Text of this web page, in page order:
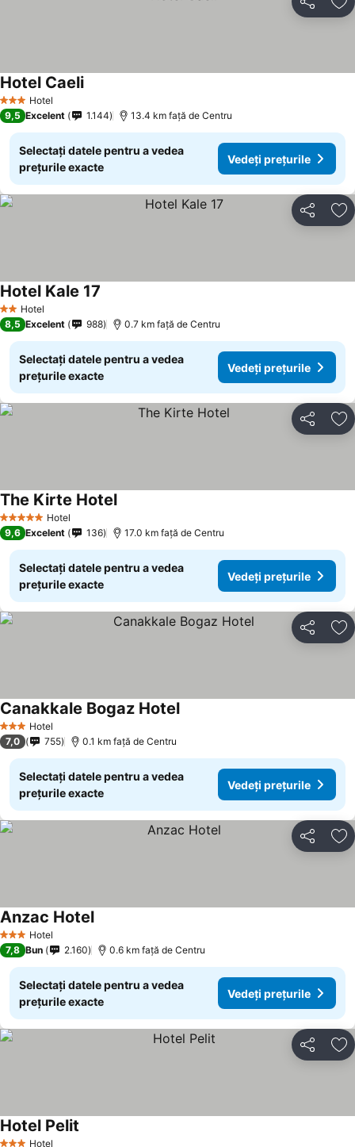
Distribuiți
3 SteleHotel
Hotel CaeliVedeți prețurile
9,5 Excelent 1.144 13.4 km faţă de Centru
Selectați datele pentru a vedea
prețurile exacte
Vedeți prețurile
Distribuiți
2 SteleHotel
Hotel Kale 17
8,5 Excelent 988 0.7 km faţă de Centru
Selectați datele pentru a vedea
prețurile exacte
Vedeți prețurile
Distribuiți
5 Stele Hotel
The Kirte HotelVedeți prețurile
9,6 Excelent 136 17.0 km faţă de Centru
Selectați datele pentru a vedea
prețurile exacte
Vedeți prețurile
Distribuiți
3 SteleHotel
Canakkale Bogaz HotelVedeți prețurile
7,0 755 0.1 km faţă de Centru
Selectați datele pentru a vedea
prețurile exacte
Vedeți prețurile
Distribuiți
3 SteleHotel
Anzac HotelVedeți prețurile
7,8 Bun 2.160 0.6 km faţă de Centru
Selectați datele pentru a vedea
prețurile exacte
Vedeți prețurile
Distribuiți
Hotel
Hotel Pelit